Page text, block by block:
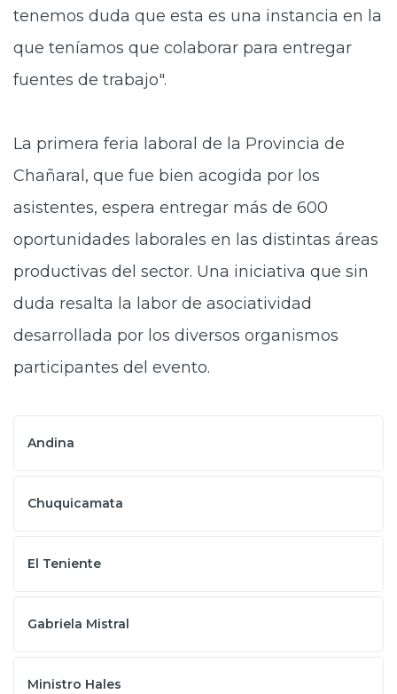
tenemos duda que esta es una instancia en la
que teníamos que colaborar para entregar
fuentes de trabajo".
La primera feria laboral de la Provincia de
Chañaral, que fue bien acogida por los
asistentes, espera entregar más de 600
oportunidades laborales en las distintas áreas
productivas del sector. Una iniciativa que sin
duda resalta la labor de asociatividad
desarrollada por los diversos organismos
participantes del evento.
Andina
Chuquicamata
El Teniente
Gabriela Mistral
Ministro Hales